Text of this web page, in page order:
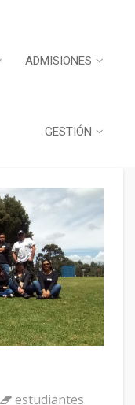
ADMISIONES
GESTIÓN
estudiantes